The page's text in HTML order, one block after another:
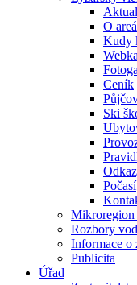
O
Kudy
Ceník
Ski
Počasí
Mikroregion
Rozbory
Informace o
Publicita
Úřad